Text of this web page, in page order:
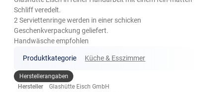
Schliff veredelt.
2 Serviettenringe werden in einer schicken
Geschenkverpackung geliefert.
Handwäsche empfohlen
Produktkategorie Küche & Esszimmer
Herstellerangaben
Hersteller
Glashütte Eisch GmbH